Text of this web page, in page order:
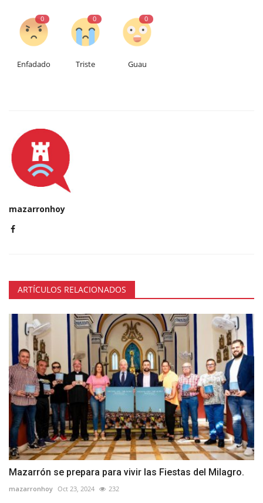
0
Enfadado
0
Triste
0
Guau
mazarronhoy
ARTÍCULOS RELACIONADOS
Mazarrón se prepara para vivir las Fiestas del Milagro.
mazarronhoy Oct 23, 2024 232